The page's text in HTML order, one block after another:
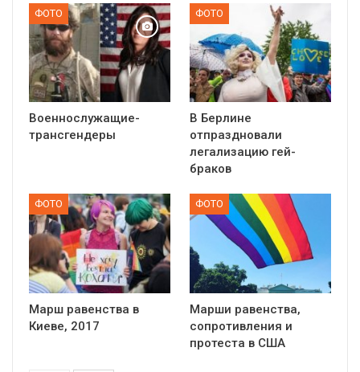
ФОТО
Военнослужащие-
трансгендеры
ФОТО
В Берлине
отпраздновали
легализацию гей-
браков
ФОТО
Марш равенства в
Киеве, 2017
ФОТО
Марши равенства,
сопротивления и
протеста в США